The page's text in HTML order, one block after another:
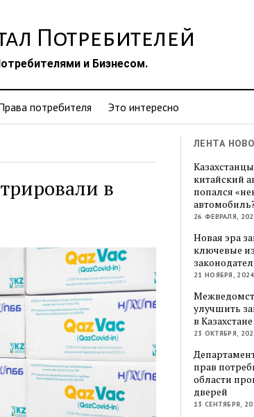
Потребителей
и Бизнесом.
потребителя Это интересно
в
ЛЕНТА
китайский
попался
26 ФЕВРАЛЯ,
Новая эра
ключевые
21 НОЯБРЯ, 2024
улучшить
в Казахстане
23 ОКТЯБРЯ,
прав
области
дверей
13 СЕНТЯБРЯ,